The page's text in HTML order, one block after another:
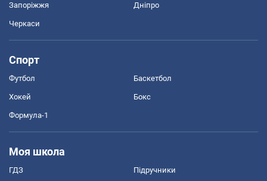
Запоріжжя Дніпро
Черкаси
Спорт
Футбол Баскетбол
Хокей Бокс
Формула-1
Моя школа
ГДЗ Підручники